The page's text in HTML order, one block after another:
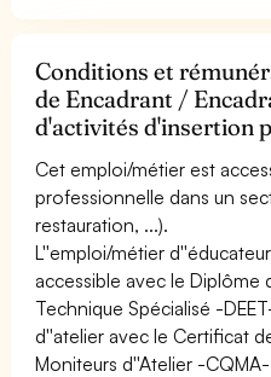
Conditions et
de Encadrant /
d'activités d'insertion
Cet emploi/métier est
professionnelle dans un
restauration, ...).
L''emploi/métier
accessible avec le Diplôme
Technique Spécialisé -
d''atelier avec le Certificat
Moniteurs d''Atelier -